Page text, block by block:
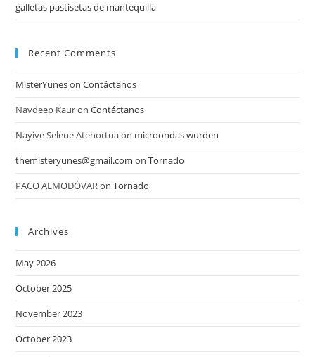
galletas pastisetas de mantequilla
Recent Comments
MisterYunesonContáctanos
Navdeep KauronContáctanos
Nayive Selene Atehortuaon microondas wurden
themisteryunes@gmail.com onTornado
PACO ALMODÓVARonTornado
Archives
May 2026
October 2025
November 2023
October 2023